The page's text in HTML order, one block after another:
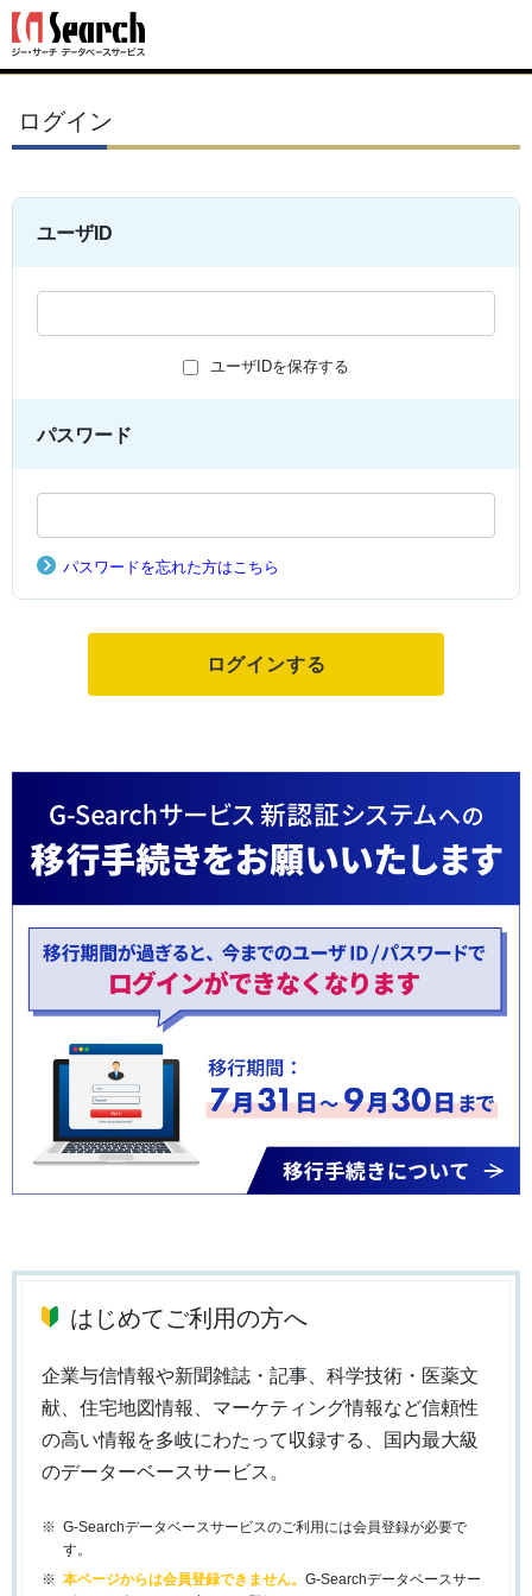
ログイン
ユーザID
ユーザIDを保存する
パスワード
パスワードを忘れた方はこちら
はじめてご利用の方へ
企業与信情報や新聞雑誌・記事、科学技術・医薬文
献、住宅地図情報、マーケティング情報など信頼性
の高い情報を多岐にわたって収録する、国内最大級
のデーターベースサービス。
G-Searchデータベースサービスのご利用には会員登録が必要で
す。
本ページからは会員登録できません。 G-Searchデータベースサー